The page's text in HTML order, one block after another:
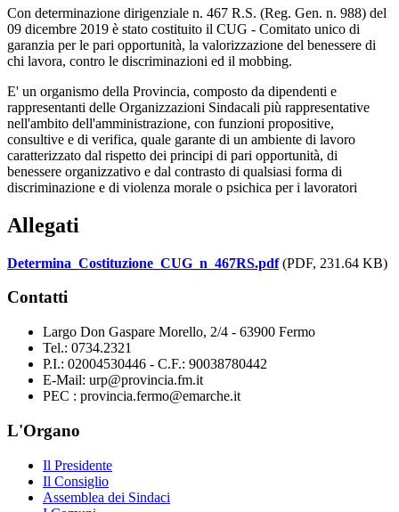
Con determinazione dirigenziale n. 467 R.S. (Reg. Gen. n. 988) del
09 dicembre 2019 è stato costituito il CUG - Comitato unico di
garanzia per le pari opportunità, la valorizzazione del benessere di
chi lavora, contro le discriminazioni ed il mobbing.
E' un organismo della Provincia, composto da dipendenti e
rappresentanti delle Organizzazioni Sindacali più rappresentative
nell'ambito dell'amministrazione, con funzioni propositive,
consultive e di verifica, quale garante di un ambiente di lavoro
caratterizzato dal rispetto dei principi di pari opportunità, di
benessere organizzativo e dal contrasto di qualsiasi forma di
discriminazione e di violenza morale o psichica per i lavoratori
Allegati
Determina_Costituzione_CUG_n_467RS.pdf(PDF, 231.64 KB)
Contatti
Largo Don Gaspare Morello, 2/4 - 63900 Fermo
Tel.: 0734.2321
P.I.: 02004530446 - C.F.: 90038780442
E-Mail: urp@provincia.fm.it
PEC : provincia.fermo@emarche.it
L'Organo
Il Presidente
Il Consiglio
Assemblea dei Sindaci